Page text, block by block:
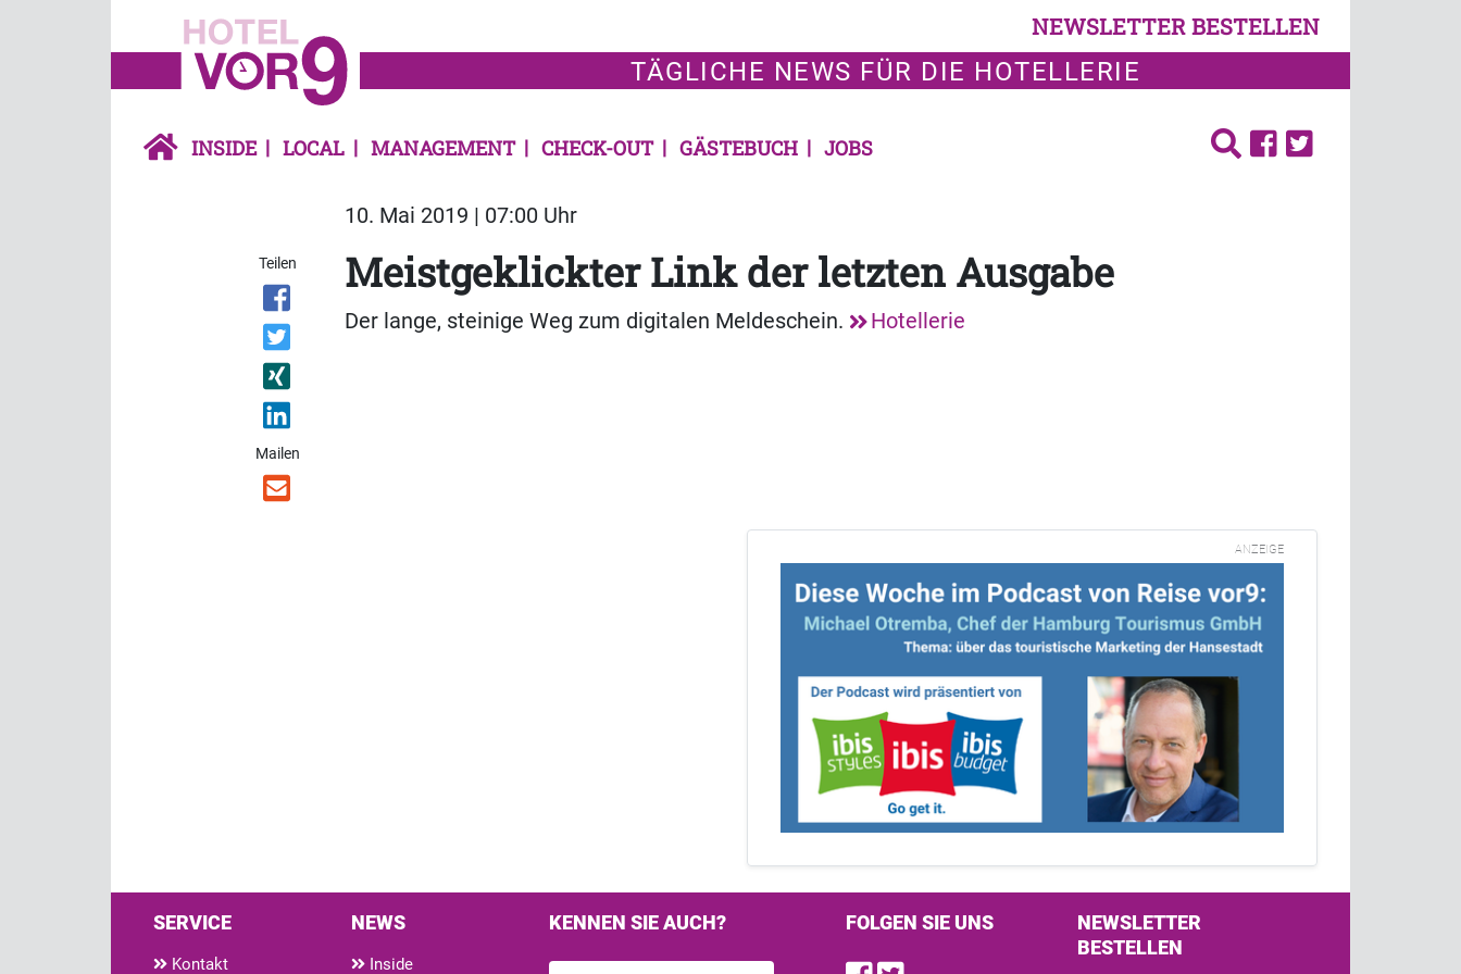
NEWSLETTER BESTELLEN
TÄGLICHE NEWS FÜR DIE HOTELLERIE
INSIDE LOCAL MANAGEMENT CHECK-OUT GÄSTEBUCH JOBS
10. Mai 2019 | 07:00 Uhr
Teilen
Mailen
Meistgeklickter Link der letzten Ausgabe
Der lange, steinige Weg zum digitalen Meldeschein. Hotellerie
ANZEIGE
SERVICE
Kontakt
NEWS
Inside
KENNEN SIE AUCH? FOLGEN SIE UNS
NEWSLETTER
BESTELLEN